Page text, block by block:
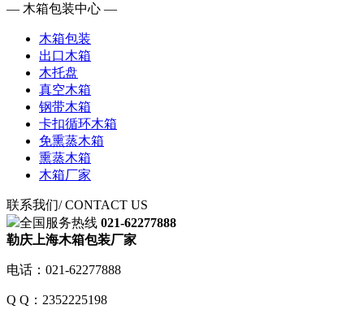
— 木箱包装中心 —
木箱包装
出口木箱
木托盘
真空木箱
钢带木箱
卡扣循环木箱
免熏蒸木箱
熏蒸木箱
木箱厂家
联系我们/ CONTACT US
全国服务热线 021-62277888
勒庆上海木箱包装厂家
电话：021-62277888
Q Q：2352225198